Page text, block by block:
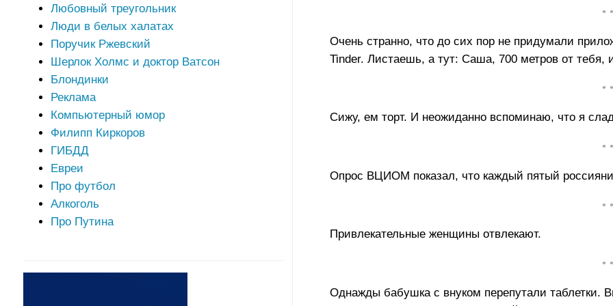
Любовный треугольник
Люди в белых халатах
Поручик Ржевский
Шерлок Холмс и доктор Ватсон
Блондинки
Реклама
Компьютерный юмор
Филипп Киркоров
ГИБДД
Евреи
Про футбол
Алкоголь
Про Путина
•
Очень странно, что до сих пор не придумали
Tinder. Листаешь, а тут: Саша, 700 метров от тебя,
•
Сижу, ем торт. И неожиданно вспоминаю, что я
•
Опрос ВЦИОМ показал, что каждый пятый
•
Привлекательные женщины отвлекают.
•
Однажды бабушка с внуком перепутали таблетки.